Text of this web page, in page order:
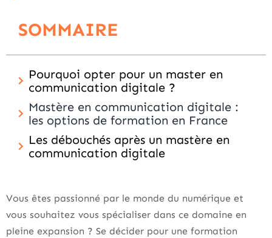
SOMMAIRE
Pourquoi opter pour un master en
communication digitale ?
Mastère en communication digitale :
les options de formation en France
Les débouchés après un mastère en
communication digitale
Vous êtes passionné par le monde du numérique et
vous souhaitez vous spécialiser dans ce domaine en
pleine expansion ? Se décider pour une formation